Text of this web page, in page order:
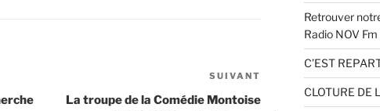
suivant
SUIVANT
La troupe de la Comédie Montoise
Retrouver
Radio NOV Fm
C’EST
CLOTURE DE